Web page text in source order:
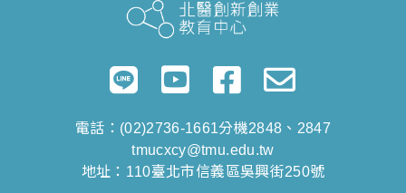
電話：(02)2736-1661分機2848、2847
tmucxcy@tmu.edu.tw
地址：110臺北市信義區吳興街250號